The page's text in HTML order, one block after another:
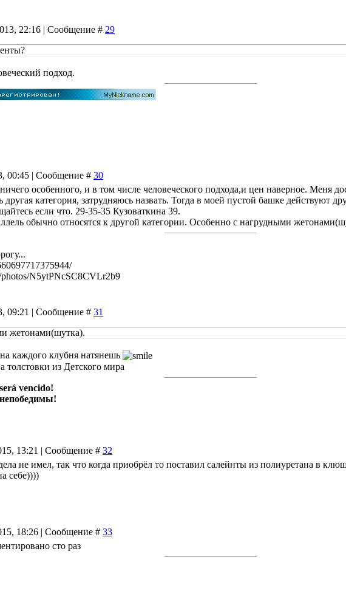
22:16 | Сообщение # 29
подход.
00:45 | Сообщение # 30
особенного, и в том числе человеческого подхода,и цен наверное. Меня
другая категория, затрудняюсь назвать. Тогда в моей пустой башке действуют
если что. 29-35-35 Кузоваткина 39.
обычно относятся к другой категории. Особенно с нагрудными
N5ytPNcSC8CVLr2b9
09:21 | Сообщение # 31
жетонами(шутка).
каждого клубня натянешь
из Детского мира
vencido!
13:21 | Сообщение # 32
не имел, так что когда приобрёл то поставил салейнты из полиуретана в
себе))))
18:26 | Сообщение # 33
сто раз